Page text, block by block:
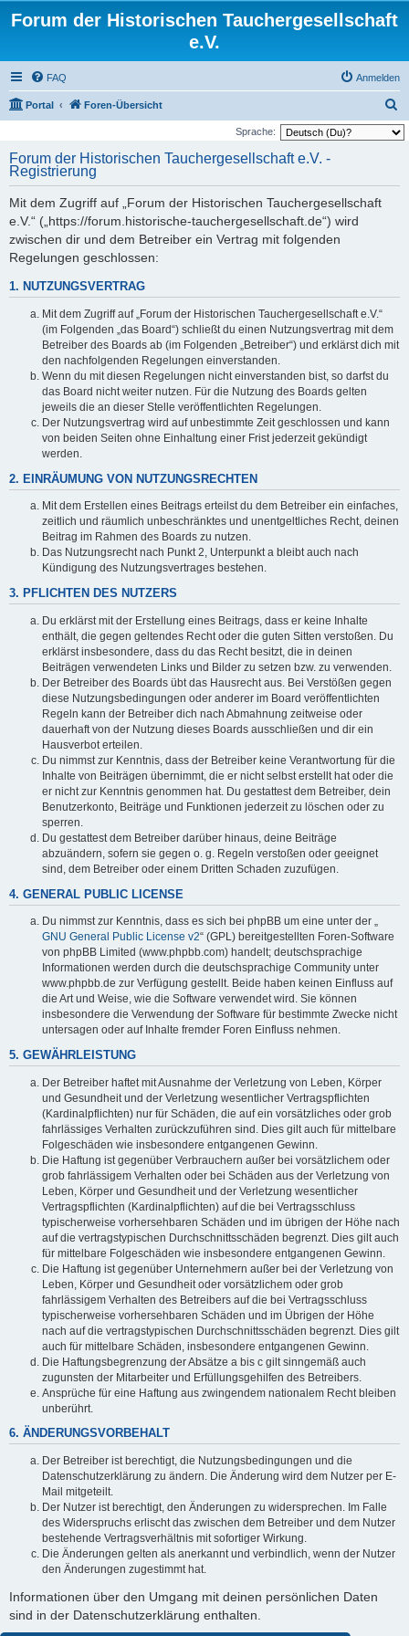
Forum der Historischen Tauchergesellschaft
e.V.
FAQ Anmelden
Portal Foren-Übersicht
u
Sprache:
Forum der Historischen Tauchergesellschaft e.V. -
Registrierung
Mit dem Zugriff auf „Forum der Historischen Tauchergesellschaft
e.V.“ („https://forum.historische-tauchergesellschaft.de“) wird
zwischen dir und dem Betreiber ein Vertrag mit folgenden
Regelungen geschlossen:
1. NUTZUNGSVERTRAG
Mit dem Zugriff auf „Forum der Historischen Tauchergesellschaft e.V.“
(im Folgenden „das Board“) schließt du einen Nutzungsvertrag mit dem
Betreiber des Boards ab (im Folgenden „Betreiber“) und erklärst dich mit
den nachfolgenden Regelungen einverstanden.
Wenn du mit diesen Regelungen nicht einverstanden bist, so darfst du
das Board nicht weiter nutzen. Für die Nutzung des Boards gelten
jeweils die an dieser Stelle veröffentlichten Regelungen.
Der Nutzungsvertrag wird auf unbestimmte Zeit geschlossen und kann
von beiden Seiten ohne Einhaltung einer Frist jederzeit gekündigt
werden.
2. EINRÄUMUNG VON NUTZUNGSRECHTEN
Mit dem Erstellen eines Beitrags erteilst du dem Betreiber ein einfaches,
zeitlich und räumlich unbeschränktes und unentgeltliches Recht, deinen
Beitrag im Rahmen des Boards zu nutzen.
Das Nutzungsrecht nach Punkt 2, Unterpunkt a bleibt auch nach
Kündigung des Nutzungsvertrages bestehen.
3. PFLICHTEN DES NUTZERS
Du erklärst mit der Erstellung eines Beitrags, dass er keine Inhalte
enthält, die gegen geltendes Recht oder die guten Sitten verstoßen. Du
erklärst insbesondere, dass du das Recht besitzt, die in deinen
Beiträgen verwendeten Links und Bilder zu setzen bzw. zu verwenden.
Der Betreiber des Boards übt das Hausrecht aus. Bei Verstößen gegen
diese Nutzungsbedingungen oder anderer im Board veröffentlichten
Regeln kann der Betreiber dich nach Abmahnung zeitweise oder
dauerhaft von der Nutzung dieses Boards ausschließen und dir ein
Hausverbot erteilen.
Du nimmst zur Kenntnis, dass der Betreiber keine Verantwortung für die
Inhalte von Beiträgen übernimmt, die er nicht selbst erstellt hat oder die
er nicht zur Kenntnis genommen hat. Du gestattest dem Betreiber, dein
Benutzerkonto, Beiträge und Funktionen jederzeit zu löschen oder zu
sperren.
Du gestattest dem Betreiber darüber hinaus, deine Beiträge
abzuändern, sofern sie gegen o. g. Regeln verstoßen oder geeignet
sind, dem Betreiber oder einem Dritten Schaden zuzufügen.
4. GENERAL PUBLIC LICENSE
Du nimmst zur Kenntnis, dass es sich bei phpBB um eine unter der „
GNU General Public License v2“ (GPL) bereitgestellten Foren-Software
von phpBB Limited (www.phpbb.com) handelt; deutschsprachige
Informationen werden durch die deutschsprachige Community unter
www.phpbb.de zur Verfügung gestellt. Beide haben keinen Einfluss auf
die Art und Weise, wie die Software verwendet wird. Sie können
insbesondere die Verwendung der Software für bestimmte Zwecke nicht
untersagen oder auf Inhalte fremder Foren Einfluss nehmen.
5. GEWÄHRLEISTUNG
Der Betreiber haftet mit Ausnahme der Verletzung von Leben, Körper
und Gesundheit und der Verletzung wesentlicher Vertragspflichten
(Kardinalpflichten) nur für Schäden, die auf ein vorsätzliches oder grob
fahrlässiges Verhalten zurückzuführen sind. Dies gilt auch für mittelbare
Folgeschäden wie insbesondere entgangenen Gewinn.
Die Haftung ist gegenüber Verbrauchern außer bei vorsätzlichem oder
grob fahrlässigem Verhalten oder bei Schäden aus der Verletzung von
Leben, Körper und Gesundheit und der Verletzung wesentlicher
Vertragspflichten (Kardinalpflichten) auf die bei Vertragsschluss
typischerweise vorhersehbaren Schäden und im übrigen der Höhe nach
auf die vertragstypischen Durchschnittsschäden begrenzt. Dies gilt auch
für mittelbare Folgeschäden wie insbesondere entgangenen Gewinn.
Die Haftung ist gegenüber Unternehmern außer bei der Verletzung von
Leben, Körper und Gesundheit oder vorsätzlichem oder grob
fahrlässigem Verhalten des Betreibers auf die bei Vertragsschluss
typischerweise vorhersehbaren Schäden und im Übrigen der Höhe
nach auf die vertragstypischen Durchschnittsschäden begrenzt. Dies gilt
auch für mittelbare Schäden, insbesondere entgangenen Gewinn.
Die Haftungsbegrenzung der Absätze a bis c gilt sinngemäß auch
zugunsten der Mitarbeiter und Erfüllungsgehilfen des Betreibers.
Ansprüche für eine Haftung aus zwingendem nationalem Recht bleiben
unberührt.
6. ÄNDERUNGSVORBEHALT
Der Betreiber ist berechtigt, die Nutzungsbedingungen und die
Datenschutzerklärung zu ändern. Die Änderung wird dem Nutzer per E-
Mail mitgeteilt.
Der Nutzer ist berechtigt, den Änderungen zu widersprechen. Im Falle
des Widerspruchs erlischt das zwischen dem Betreiber und dem Nutzer
bestehende Vertragsverhältnis mit sofortiger Wirkung.
Die Änderungen gelten als anerkannt und verbindlich, wenn der Nutzer
den Änderungen zugestimmt hat.
Informationen über den Umgang mit deinen persönlichen Daten
sind in der Datenschutzerklärung enthalten.